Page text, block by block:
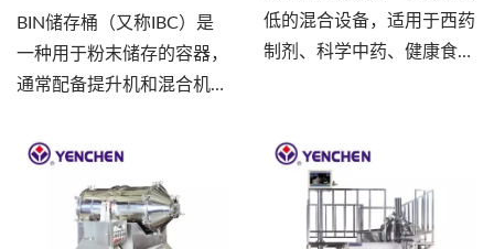
BIN储存桶（又称IBC）是
一种用于粉末储存的容器，
通常配备提升机和混合机，
传输过程方便、密闭，并且
易于清洁，符合制药和食品
工业的严格要求。这些容器
的容量范围从20公升到
低的混合设备，适用于西药
制剂、科学中药、健康食品
双锥型容器，能够将原料均
匀混合。双锥型混合机操作
简单，成本较低，适用于中
小型生产场景，是许多企业